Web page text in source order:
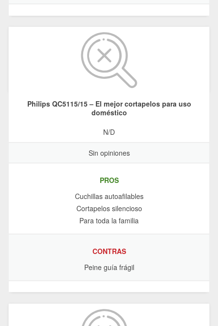
Philips QC5115/15 – El mejor cortapelos para uso
doméstico
N/D
Sin opiniones
PROS
Cuchillas autoafilables
Cortapelos silencioso
Para toda la familia
CONTRAS
Peine guía frágil